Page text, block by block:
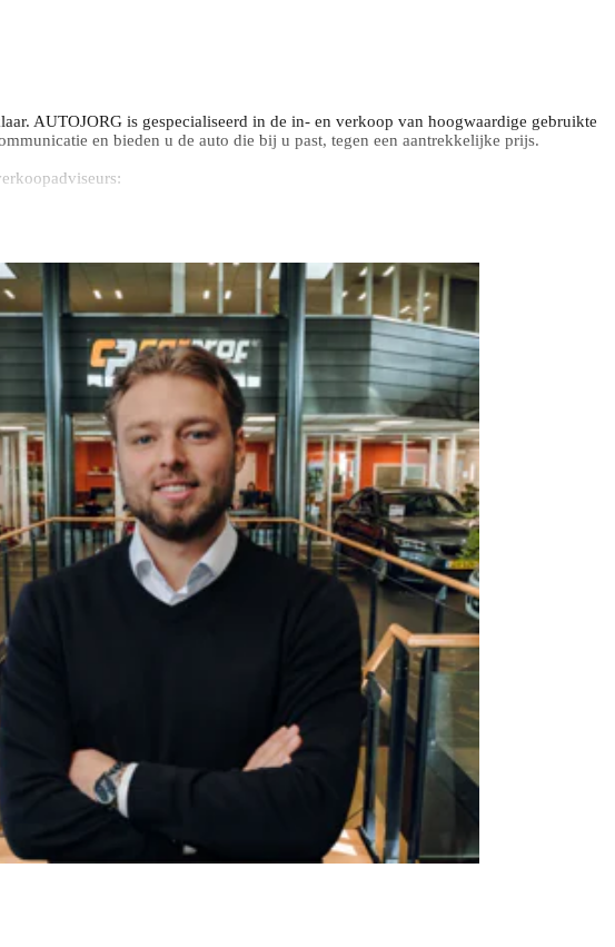
AUTOJORG is gespecialiseerd in de in- en verkoop van hoogwaardige gebruikte
en bieden u de auto die bij u past, tegen een aantrekkelijke prijs.
en AutoJorg Premium Plus Pakket optioneel.